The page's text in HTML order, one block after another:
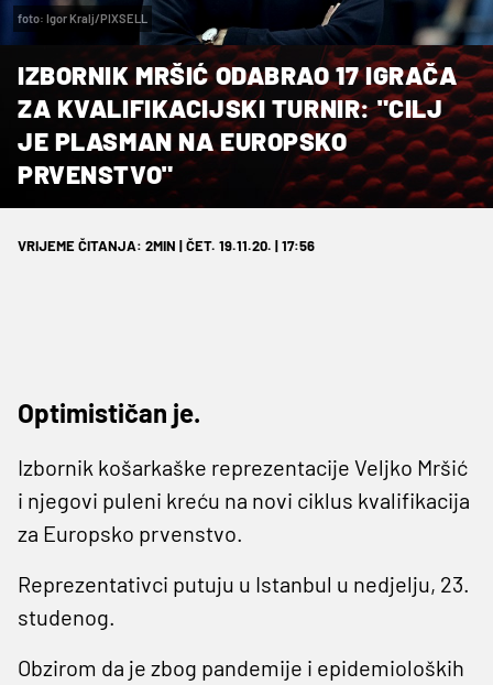
foto: Igor Kralj/PIXSELL
IZBORNIK MRŠIĆ ODABRAO 17 IGRAČA
ZA KVALIFIKACIJSKI TURNIR: "CILJ
JE PLASMAN NA EUROPSKO
PRVENSTVO"
VRIJEME ČITANJA: 2MIN | ČET. 19.11.20. | 17:56
Optimističan je.
Izbornik košarkaške reprezentacije Veljko Mršić
i njegovi puleni kreću na novi ciklus kvalifikacija
za Europsko prvenstvo.
Reprezentativci putuju u Istanbul u nedjelju, 23.
studenog.
Obzirom da je zbog pandemije i epidemioloških